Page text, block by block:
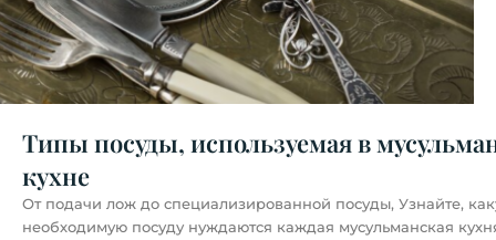
Типы посуды, используемая в
кухне
От подачи лож до специализированной посуды, Узнайте,
необходимую посуду нуждаются каждая мусульманская